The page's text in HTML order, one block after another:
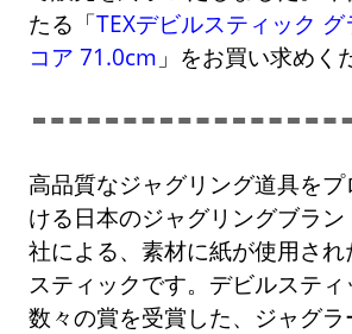
たる「TEXデビルスティック
コア 71.0cm 」をお買い求めく
高品質なジャグリング道具を
ける日本のジャグリングブラン
社による、素材に紙が使用さ
スティックです。デビルステ
数々の賞を受賞した、ジャグ